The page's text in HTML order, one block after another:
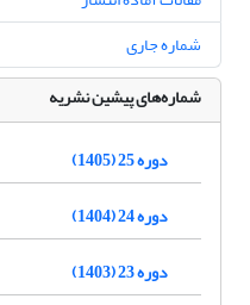
شماره جاری
شماره‌های پیشین نشریه
دوره 25 (1405)
دوره 24 (1404)
دوره 23 (1403)